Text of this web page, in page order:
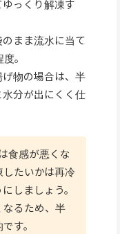
っくり解凍す
まま流水に当て
。
げ物の場合は、半
分が出にくく仕
食感が悪くな
たいかは再冷
しましょう。
なるため、半
す。